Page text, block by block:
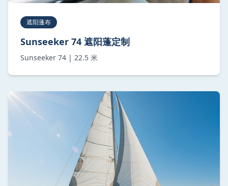
遮阳蓬布
Sunseeker 74 遮阳蓬定制
Sunseeker 74 | 22.5 米